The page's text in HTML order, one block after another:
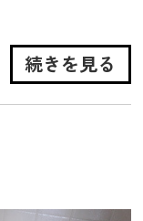
続きを見る